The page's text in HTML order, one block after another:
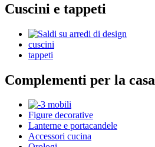
Cuscini e tappeti
cuscini
tappeti
Complementi per la casa
Figure decorative
Lanterne e portacandele
Accessori cucina